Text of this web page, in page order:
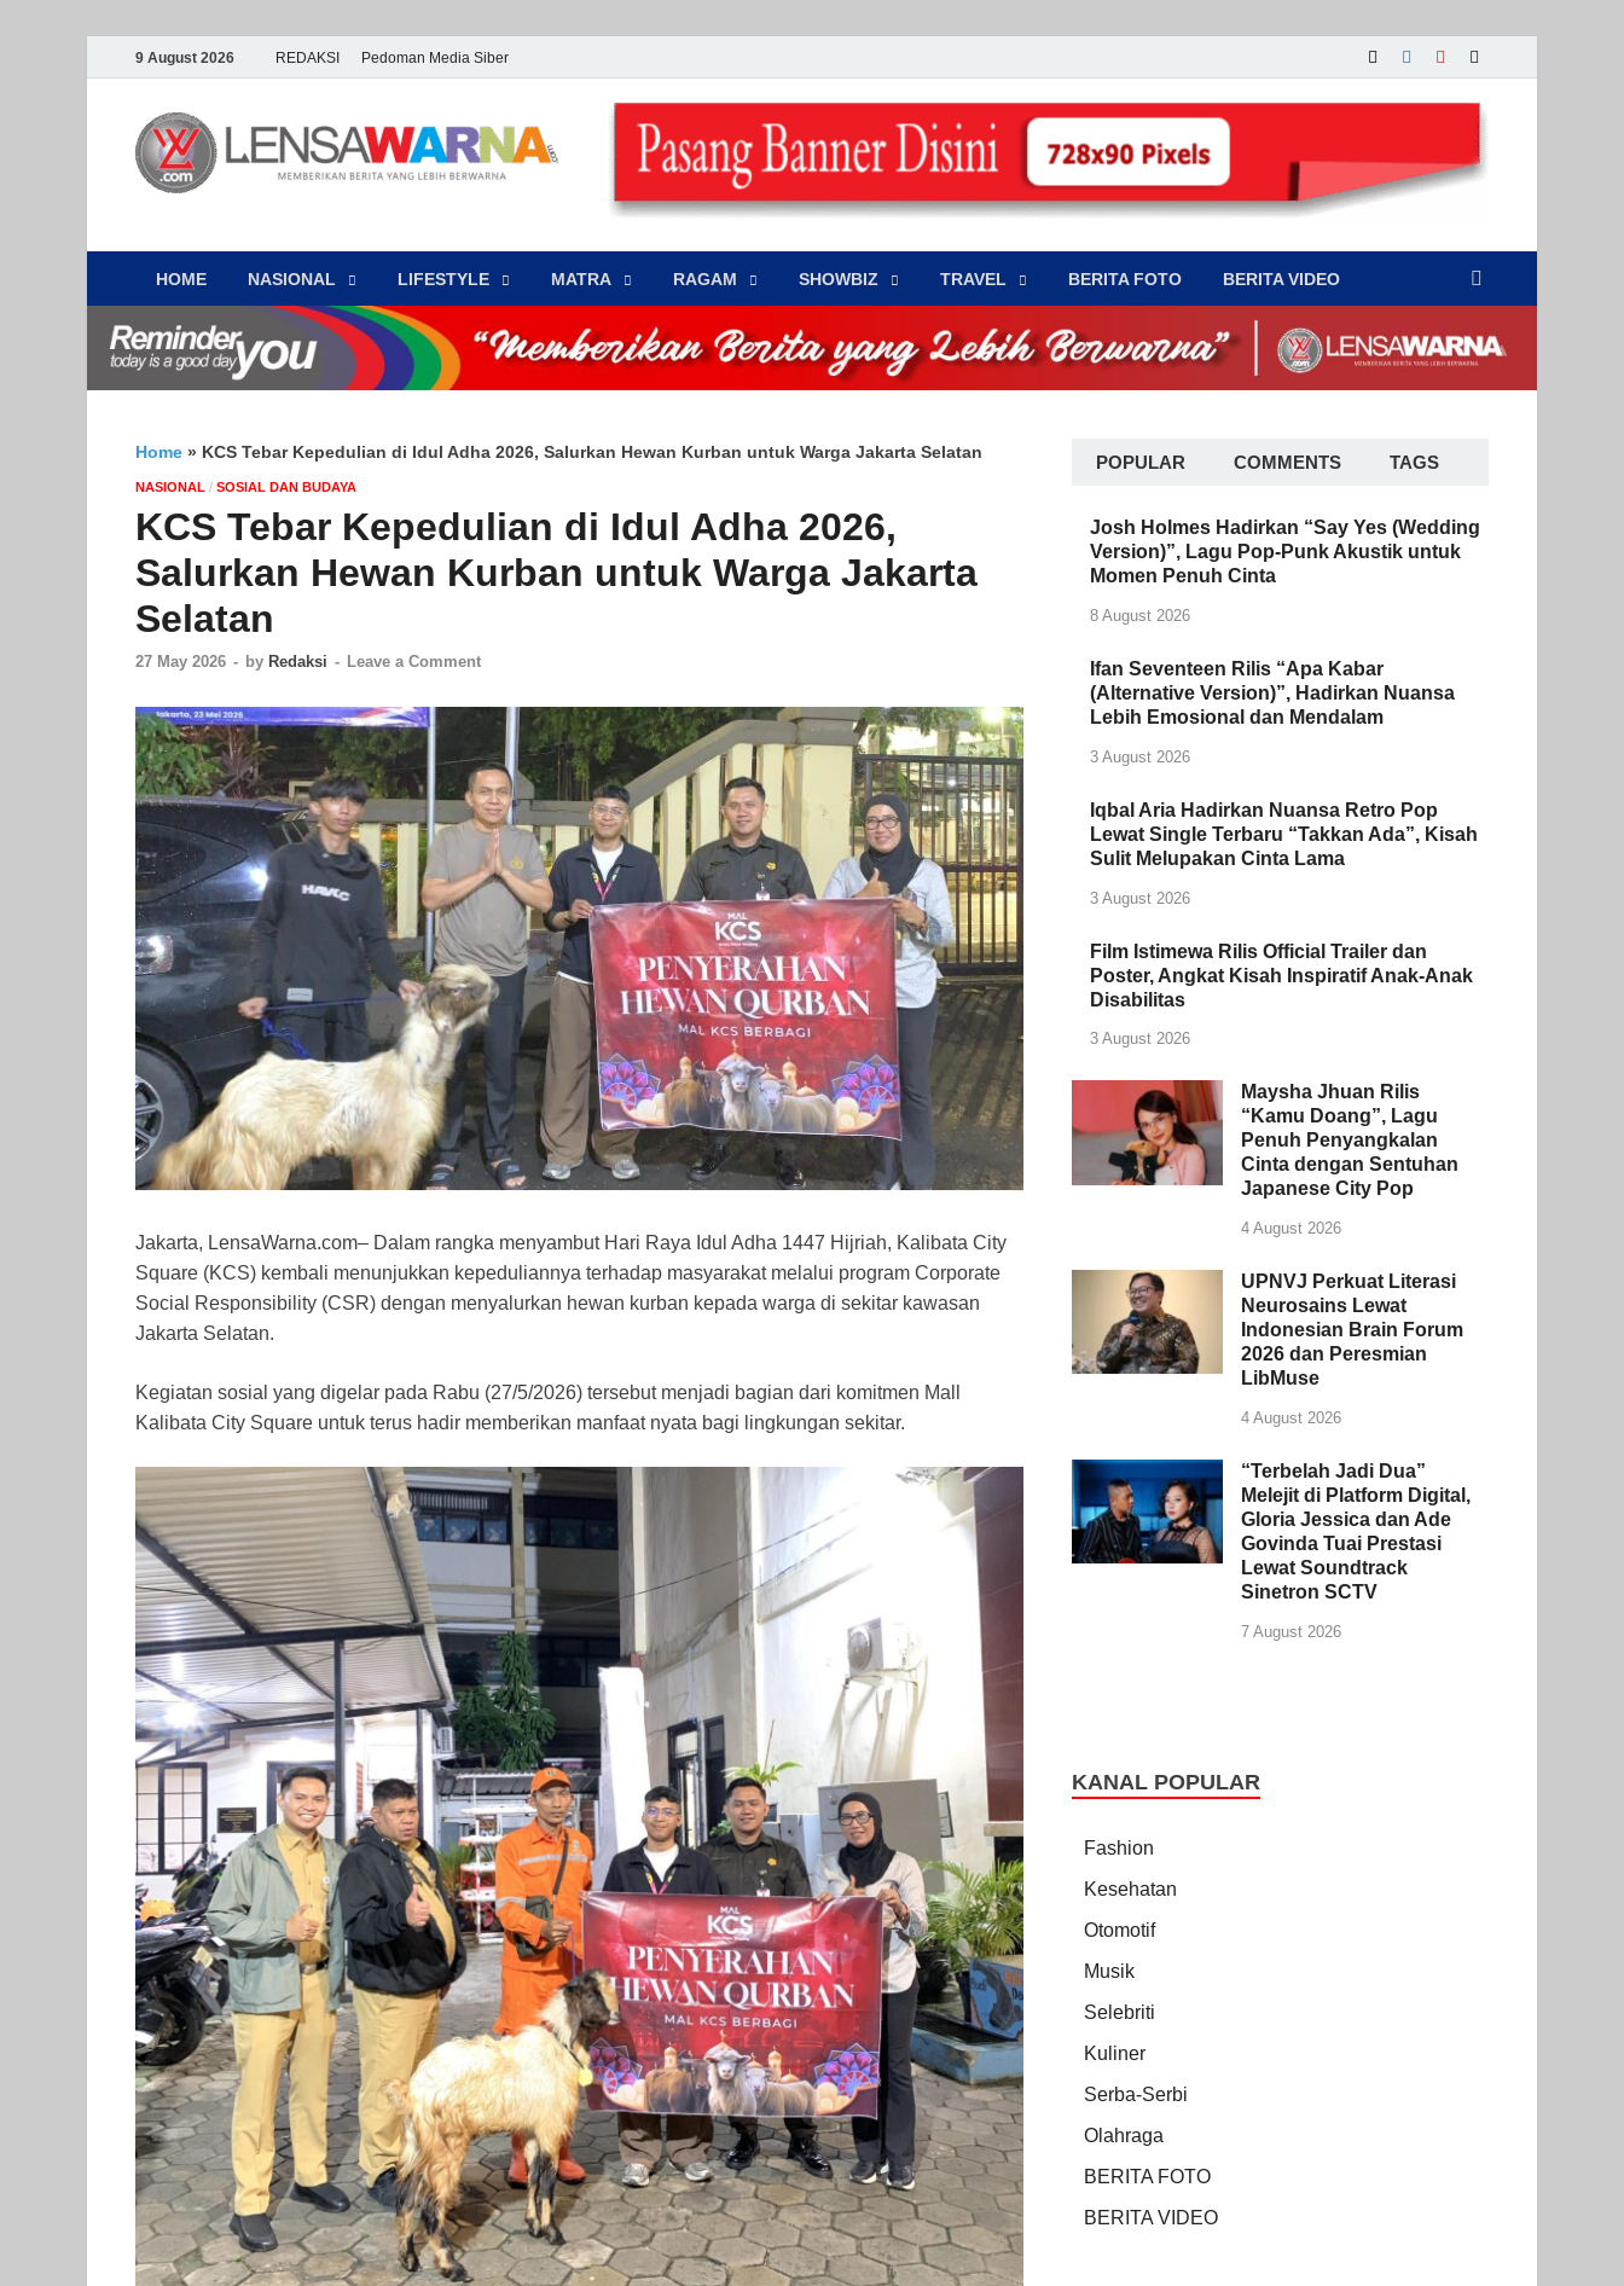
9 August 2026 REDAKSI Pedoman Media Siber
LENSA WARNA .com
Memberikan Berita yang Lebih Berwarna
HOME NASIONAL ‎LIFESTYLE MATRA ‎RAGAM ‎SHOWBIZ ‎TRAVEL BERITA FOTO BERITA VIDEO
Home » KCS Tebar Kepedulian di Idul Adha 2026, Salurkan Hewan Kurban untuk Warga Jakarta Selatan
NASIONAL / SOSIAL DAN BUDAYA
KCS Tebar Kepedulian di Idul Adha 2026,
Salurkan Hewan Kurban untuk Warga Jakarta
Selatan
27 May 2026 - by Redaksi - Leave a Comment
Jakarta, LensaWarna.com– Dalam rangka menyambut Hari Raya Idul Adha 1447 Hijriah, Kalibata City
Square (KCS) kembali menunjukkan kepeduliannya terhadap masyarakat melalui program Corporate
Social Responsibility (CSR) dengan menyalurkan hewan kurban kepada warga di sekitar kawasan
Jakarta Selatan.
Kegiatan sosial yang digelar pada Rabu (27/5/2026) tersebut menjadi bagian dari komitmen Mall
Kalibata City Square untuk terus hadir memberikan manfaat nyata bagi lingkungan sekitar.
POPULAR COMMENTS TAGS
Josh Holmes Hadirkan “Say Yes (Wedding
Version)”, Lagu Pop-Punk Akustik untuk
Momen Penuh Cinta
8 August 2026
Ifan Seventeen Rilis “Apa Kabar
(Alternative Version)”, Hadirkan Nuansa
Lebih Emosional dan Mendalam
3 August 2026
Iqbal Aria Hadirkan Nuansa Retro Pop
Lewat Single Terbaru “Takkan Ada”, Kisah
Sulit Melupakan Cinta Lama
3 August 2026
Film Istimewa Rilis Official Trailer dan
Poster, Angkat Kisah Inspiratif Anak-Anak
Disabilitas
3 August 2026
Maysha Jhuan Rilis
“Kamu Doang”, Lagu
Penuh Penyangkalan
Cinta dengan Sentuhan
Japanese City Pop
4 August 2026
UPNVJ Perkuat Literasi
Neurosains Lewat
Indonesian Brain Forum
2026 dan Peresmian
LibMuse
4 August 2026
“Terbelah Jadi Dua”
Melejit di Platform Digital,
Gloria Jessica dan Ade
Govinda Tuai Prestasi
Lewat Soundtrack
Sinetron SCTV
7 August 2026
KANAL POPULAR
Fashion
Kesehatan
Otomotif
Musik
Selebriti
Kuliner
Serba-Serbi
Olahraga
BERITA FOTO
BERITA VIDEO